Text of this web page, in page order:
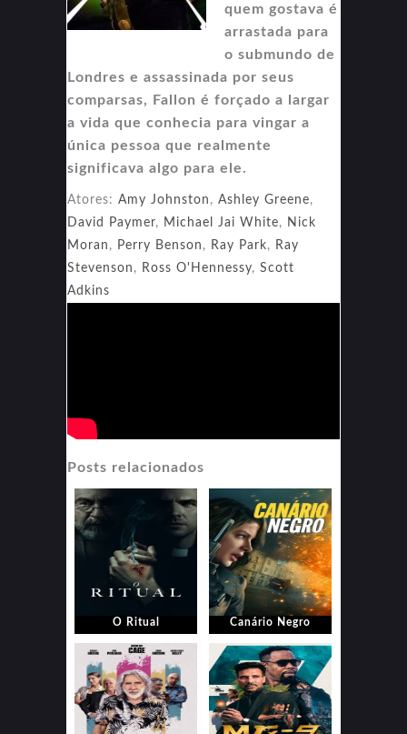
quem gostava é
arrastada para
o submundo de
Londres e assassinada por seus
comparsas, Fallon é forçado a largar
a vida que conhecia para vingar a
única pessoa que realmente
significava algo para ele.
Atores: Amy Johnston , Ashley Greene,
David Paymer, Michael Jai White, Nick
Moran , Perry Benson , Ray Park, Ray
Stevenson , Ross O'Hennessy, Scott
Adkins
Posts relacionados
O Ritual Canário Negro